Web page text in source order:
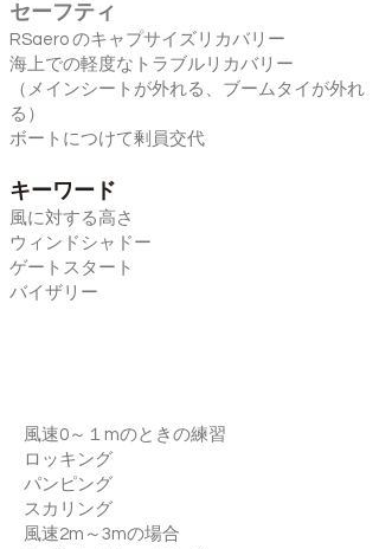
セーフティ
RSaero のキャプサイズリカバリー
海上での軽度なトラブルリカバリー
（メインシートが外れる、ブームタイが外れ
る）
ボートにつけて剰員交代
キーワード
風に対する高さ
ウィンドシャドー
ゲートスタート
バイザリー
風速0～１mのときの練習
ロッキング
パンピング
スカリング
風速2m～3mの場合